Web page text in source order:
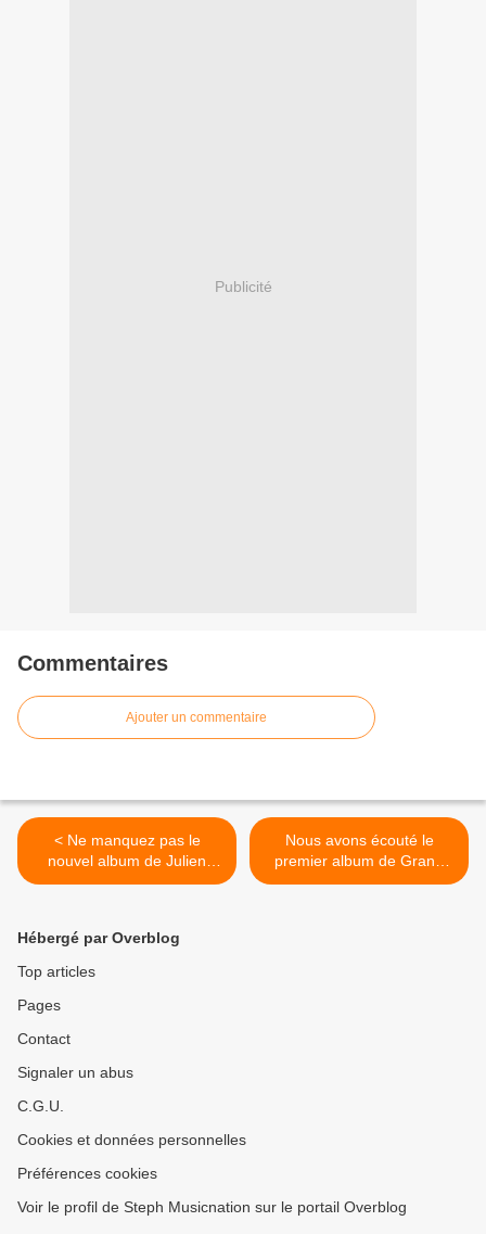
Publicité
Commentaires
Ajouter un commentaire
< Ne manquez pas le
nouvel album de Julien
Belliard, c’est un petit bijou !
Nous avons écouté le
premier album de Grand
Palladium ! >
Hébergé par Overblog
Top articles
Pages
Contact
Signaler un abus
C.G.U.
Cookies et données personnelles
Préférences cookies
Voir le profil de Steph Musicnation sur le portail Overblog